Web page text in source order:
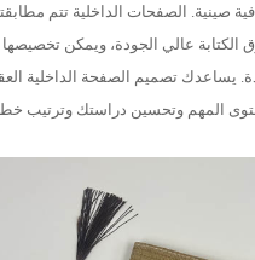
الكتابة عالي الجودة، ويمكن
يساعدك تصميم الصفحة الداخلية
المهم وتحسين دراستك وترتيب